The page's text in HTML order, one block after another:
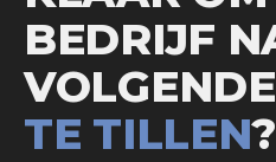
BEDRIJF
VOLGENDE
TE TILLEN?